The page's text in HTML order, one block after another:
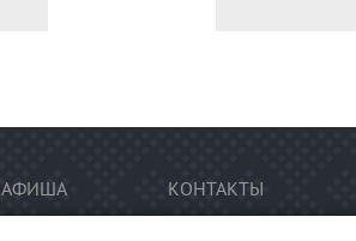
АФИША КОНТАКТЫ